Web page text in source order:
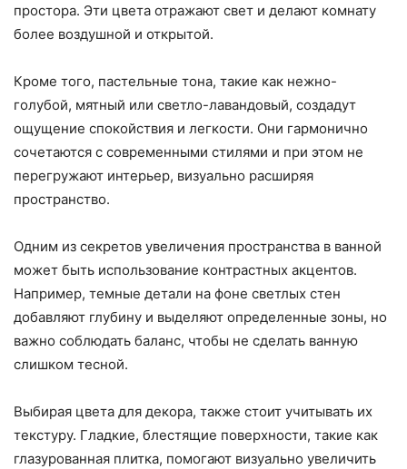
простора. Эти цвета отражают свет и делают комнату
более воздушной и открытой.
Кроме того, пастельные тона, такие как нежно-
голубой, мятный или светло-лавандовый, создадут
ощущение спокойствия и легкости. Они гармонично
сочетаются с современными стилями и при этом не
перегружают интерьер, визуально расширяя
пространство.
Одним из секретов увеличения пространства в ванной
может быть использование контрастных акцентов.
Например, темные детали на фоне светлых стен
добавляют глубину и выделяют определенные зоны, но
важно соблюдать баланс, чтобы не сделать ванную
слишком тесной.
Выбирая цвета для декора, также стоит учитывать их
текстуру. Гладкие, блестящие поверхности, такие как
глазурованная плитка, помогают визуально увеличить